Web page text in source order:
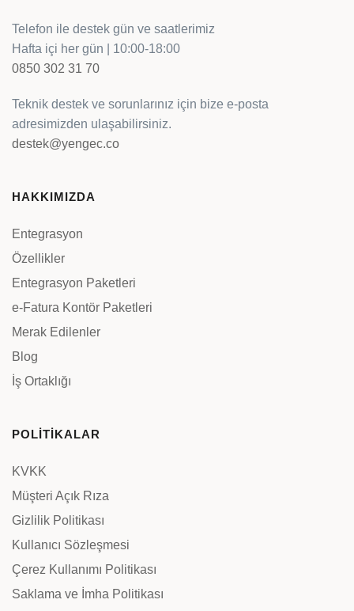
Telefon ile destek gün ve saatlerimiz
Hafta içi her gün | 10:00-18:00
0850 302 31 70
Teknik destek ve sorunlarınız için bize e-posta
adresimizden ulaşabilirsiniz.
destek@yengec.co
HAKKIMIZDA
Entegrasyon
Özellikler
Entegrasyon Paketleri
e-Fatura Kontör Paketleri
Merak Edilenler
Blog
İş Ortaklığı
POLİTİKALAR
KVKK
Müşteri Açık Rıza
Gizlilik Politikası
Kullanıcı Sözleşmesi
Çerez Kullanımı Politikası
Saklama ve İmha Politikası